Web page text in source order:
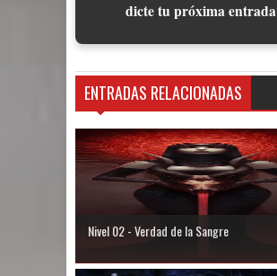
dicte tu próxima entrada
ENTRADAS RELACIONADAS
Nivel 02 - Verdad de la Sangre